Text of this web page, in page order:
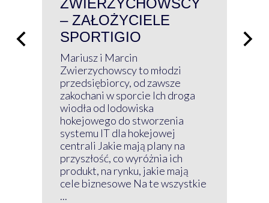
– ZAŁOŻYCIELE
SPORTIGIO
Mariusz i Marcin
Zwierzychowscy to młodzi
przedsiębiorcy, od zawsze
zakochani w sporcie Ich droga
wiodła od lodowiska
hokejowego do stworzenia
systemu IT dla hokejowej
centrali Jakie mają plany na
przyszłość, co wyróżnia ich
produkt, na rynku, jakie mają
cele biznesowe Na te wszystkie
...